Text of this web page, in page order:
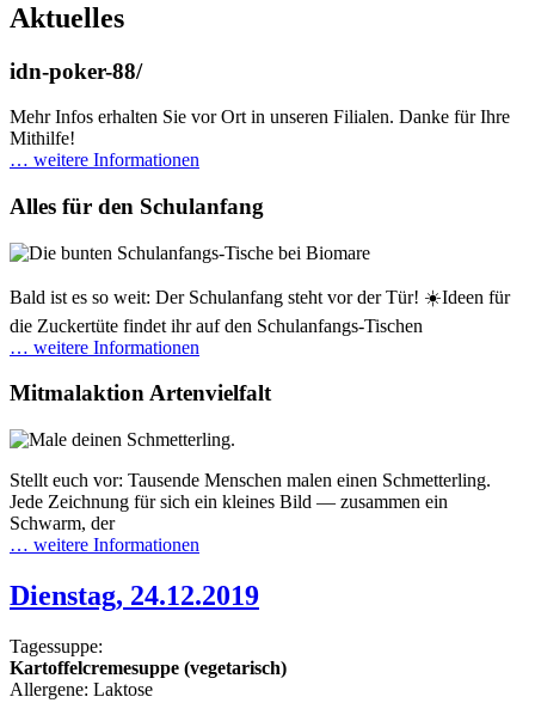
Aktuelles
idn-poker-88/
Mehr Infos erhalten Sie vor Ort in unseren Filialen. Danke für Ihre
Mithilfe!
… weitere Informationen
Alles für den Schulanfang
Bald ist es so weit: Der Schulanfang steht vor der Tür! ☀️Ideen für
die Zuckertüte findet ihr auf den Schulanfangs-Tischen
… weitere Informationen
Mitmalaktion Artenvielfalt
Stellt euch vor: Tausende Menschen malen einen Schmetterling.
Jede Zeichnung für sich ein kleines Bild — zusammen ein
Schwarm, der
… weitere Informationen
Dienstag, 24.12.2019
Tagessuppe:
Kartoffelcremesuppe (vegetarisch)
Allergene: Laktose